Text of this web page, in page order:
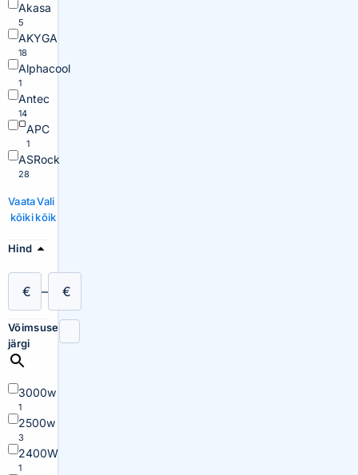
Akasa
5
AKYGA
18
Alphacool
1
Antec
14
APC
1
ASRock
28
Vaata
kõiki
Vali
kõik
Hind
€ – €
Võimsuse
järgi
3000w
1
2500w
3
2400W
1